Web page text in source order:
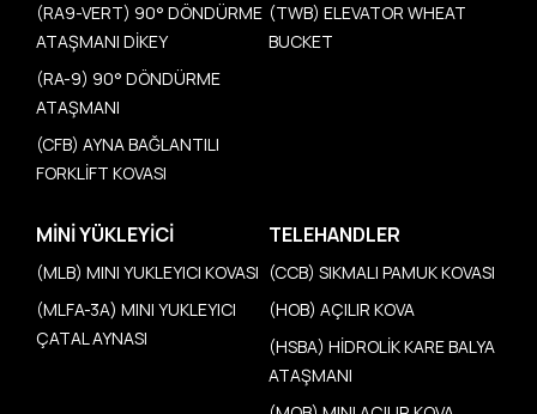
(RA9-VERT) 90° DÖNDÜRME
ATAŞMANI DİKEY
(RA-9) 90° DÖNDÜRME
ATAŞMANI
(CFB) AYNA BAĞLANTILI
FORKLİFT KOVASI
(TWB) ELEVATOR WHEAT
BUCKET
MINI YÜKLEYICI
(MLB) MINI YUKLEYICI KOVASI
(MLFA-3A) MINI YUKLEYICI
ÇATAL AYNASI
TELEHANDLER
(CCB) SIKMALI PAMUK KOVASI
(HOB) AÇILIR KOVA
(HSBA) HİDROLİK KARE BALYA
ATAŞMANI